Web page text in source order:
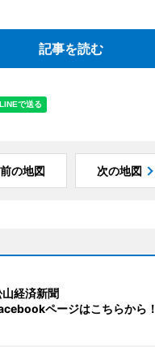
記事を読む
前の地図 次の地図
山経済新聞
ページはこちらから！